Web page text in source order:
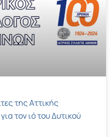
της Αττικής
τον ιό του Δυτικού